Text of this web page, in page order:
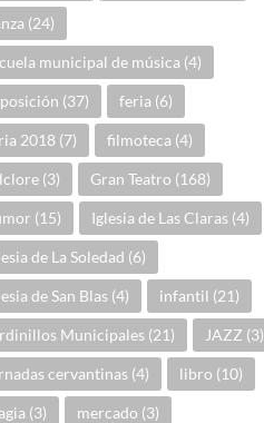
(24)
municipal de música (4)
(37) feria (6)
2018 (7) filmoteca (4)
(3) Gran Teatro (168)
(15) Iglesia de Las Claras (4)
de La Soledad (6)
de San Blas (4) infantil (21)
Municipales (21) JAZZ (3)
cervantinas (4) libro (10)
(3) mercado (3)